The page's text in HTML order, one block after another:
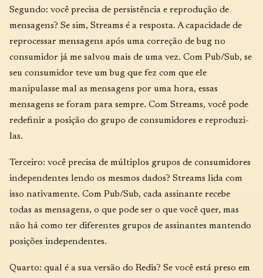
Segundo: você precisa de persistência e reprodução de
mensagens? Se sim, Streams é a resposta. A capacidade de
reprocessar mensagens após uma correção de bug no
consumidor já me salvou mais de uma vez. Com Pub/Sub, se
seu consumidor teve um bug que fez com que ele
manipulasse mal as mensagens por uma hora, essas
mensagens se foram para sempre. Com Streams, você pode
redefinir a posição do grupo de consumidores e reproduzi-
las.
Terceiro: você precisa de múltiplos grupos de consumidores
independentes lendo os mesmos dados? Streams lida com
isso nativamente. Com Pub/Sub, cada assinante recebe
todas as mensagens, o que pode ser o que você quer, mas
não há como ter diferentes grupos de assinantes mantendo
posições independentes.
Quarto: qual é a sua versão do Redis? Se você está preso em